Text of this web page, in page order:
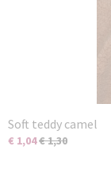
Soft teddy camel
€ 1,04€ 1,30